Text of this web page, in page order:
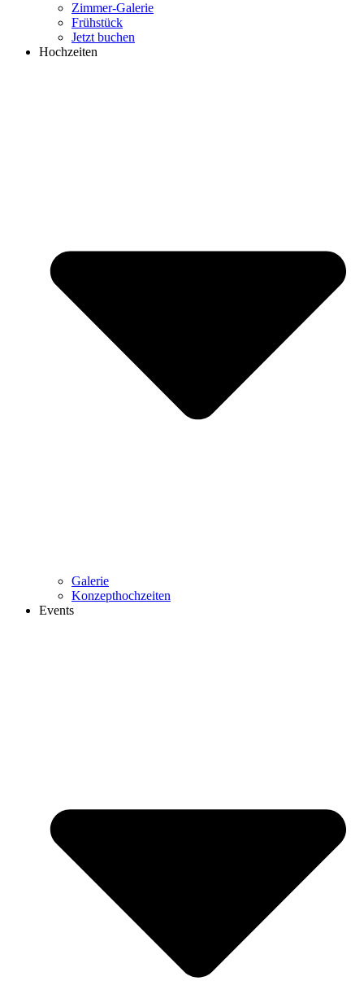
Zimmer-Galerie
Frühstück
Jetzt buchen
Hochzeiten
Galerie
Konzepthochzeiten
Events